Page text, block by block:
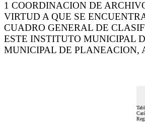
1 COORDINACION DE
VIRTUD A QUE SE
CUADRO GENERAL DE
ESTE INSTITUTO MUNICIPAL
MUNICIPAL DE PLANEACION,